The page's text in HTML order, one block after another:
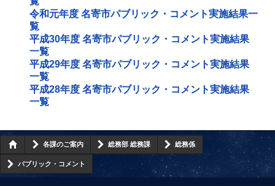
令和元年度 名寄市パブリック・コメント実施結果一
覧
平成30年度 名寄市パブリック・コメント実施結果
一覧
平成29年度 名寄市パブリック・コメント実施結果
一覧
平成28年度 名寄市パブリック・コメント実施結果
一覧
各課のご案内 総務部 総務課 総務係
パブリック・コメント